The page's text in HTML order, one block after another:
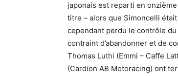
japonais est reparti en
titre – alors que Simoncelli
cependant perdu le contrôle
contraint d’abandonner et de
Thomas Luthi (Emmi – Caffe
(Cardion AB Motoracing) ont